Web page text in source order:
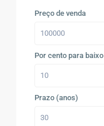
Preço de venda
Por cento para baixo
Prazo (anos)